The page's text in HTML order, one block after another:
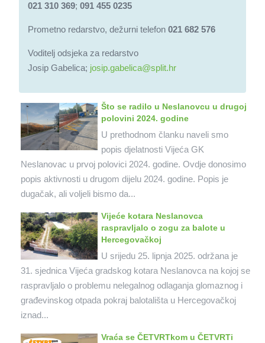
021 310 369; 091 455 0235
Prometno redarstvo, dežurni telefon 021 682 576
Voditelj odsjeka za redarstvo
Josip Gabelica; josip.gabelica@split.hr
Što se radilo u Neslanovcu u drugoj
polovini 2024. godine
U prethodnom članku naveli smo
popis djelatnosti Vijeća GK
Neslanovac u prvoj polovici 2024. godine. Ovdje donosimo
popis aktivnosti u drugom dijelu 2024. godine. Popis je
dugačak, ali voljeli bismo da...
Vijeće kotara Neslanovca
raspravljalo o zogu za balote u
Hercegovačkoj
U srijedu 25. lipnja 2025. održana je
31. sjednica Vijeća gradskog kotara Neslanovca na kojoj se
raspravljalo o problemu nelegalnog odlaganja glomaznog i
građevinskog otpada pokraj balotališta u Hercegovačkoj
iznad...
Vraća se ČETVRTkom u ČETVRTi